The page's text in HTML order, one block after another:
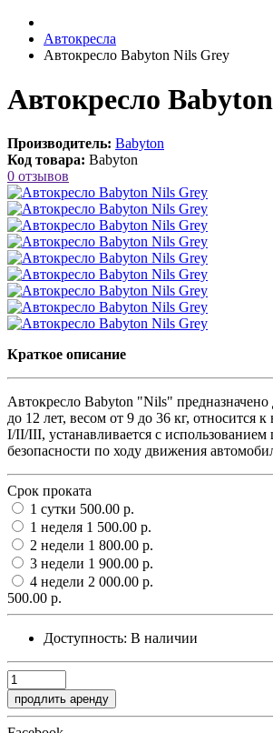
Автокресла
Автокресло Babyton Nils Grey
Автокресло
Производитель: Babyton
Код товара: Babyton
0 отзывов
Краткое описание
Автокресло Babyton "Nils" предназначено
до 12 лет, весом от 9 до 36 кг, относится к
I/II/III, устанавливается с
безопасности по ходу движения
Срок проката
1 сутки 500.00 р.
1 неделя 1 500.00 р.
2 недели 1 800.00 р.
3 недели 1 900.00 р.
4 недели 2 000.00 р.
500.00 р.
Доступность: В наличии
продлить аренду